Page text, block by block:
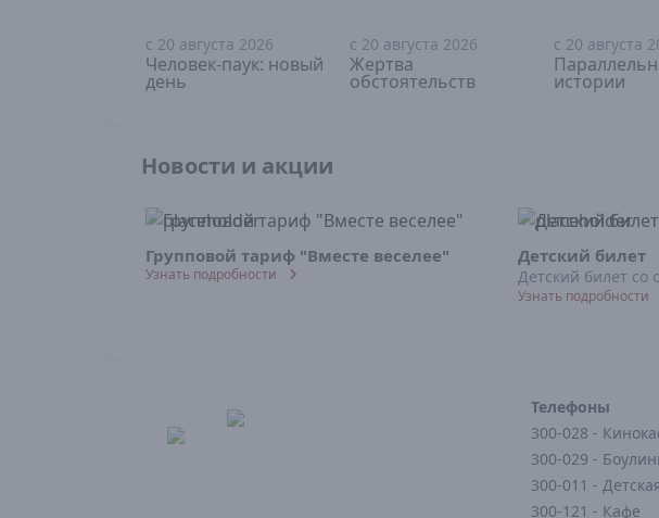
16+
с 20 августа 2026
Человек-паук: новый
день
18+
с 20 августа 2026
Жертва
обстоятельств
18+
с 20 августа
истории
Новости и акции
Групповой тариф "Вместе веселее"
Узнать подробности
Детский билет
Детский билет со
Узнать подробности
Телефоны
300-028 -
300-029 -
300-011 -
300-121 - Кафе